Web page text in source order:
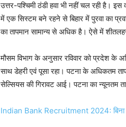
उत्तर-पश्चिमी ठंडी हवा भी नहीं चल रही है।
में एक सिस्टम बने रहने से बिहार में पुरवा का
का तापमान सामान्य से अधिक है। ऐसे में
मौसम विभाग के अनुसार रविवार को प्रदेश के
साथ डेहरी एवं पूसा रहा। पटना के अधिकतम
सेल्सियस की गिरावट आई। पटना का न्यूनतम
Indian Bank Recruitment 2024: बिना